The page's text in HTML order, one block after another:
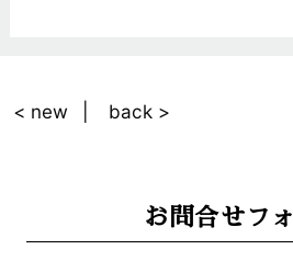
< new back >
お問合せフ